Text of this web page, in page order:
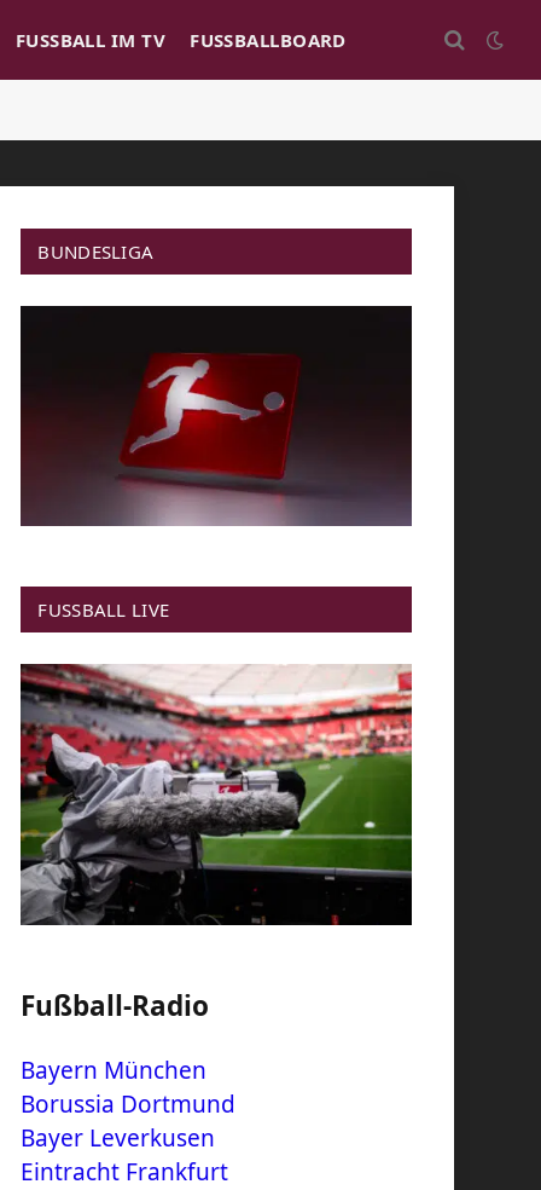
FUSSBALL IM TV FUSSBALLBOARD
BUNDESLIGA
FUSSBALL LIVE
Fußball-Radio
Bayern München
Borussia Dortmund
Bayer Leverkusen
Eintracht Frankfurt